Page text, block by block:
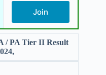
Join
/ PA Tier II Result